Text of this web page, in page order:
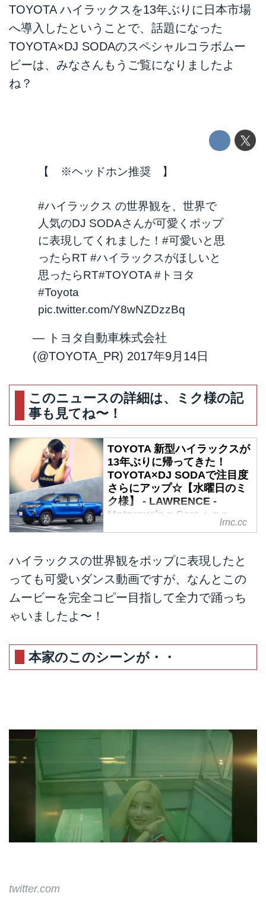
TOYOTA ハイラックスを13年ぶりに日本市場
へ導入したということで、話題になった
TOYOTA×DJ SODAのスペシャルコラボムー
ビーは、みなさんもうご覧になりましたよ
ね？
【 ※ヘッドホン推奨 】
#ハイラックス の世界観を、世界で
人気のDJ SODAさんが可愛くポップ
に表現してくれました！#可愛いと思
ったらRT #ハイラックスがほしいと
思ったらRT#TOYOTA #トヨタ
#Toyota
pic.twitter.com/Y8wNZDzzBq
— トヨタ自動車株式会社
(@TOYOTA_PR) 2017年9月14日
このニュースの詳細は、ミク様の記
事も見てね〜！
TOYOTA 新型ハイラックスが
13年ぶりに帰ってきた！
TOYOTA×DJ SODAで注目度
さらにアップ☆【水曜日のミ
ク様】 - LAWRENCE -
Motorcycle x Cars + α =
に日本へ帰ってきた!!!とのこと
で、今、世界で大人気のDJ
SODAさんがハイラックスの世界
観をポップに表現☆TOYOTA×DJ
lrnc.cc
ハイラックスの世界観をポップに表現したと
っても可愛いダンス動画ですが、なんとこの
ムービーを完全コピー目指して全力で踊っち
ゃいましたよ〜！
本家のこのシーンが・・
twitter.com